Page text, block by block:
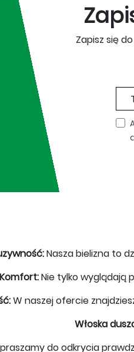
Zapisz się
Nasza bielizna to
Komfort:Nie tylko wyglądają
W naszej ofercie
Włoska
do odkrycia